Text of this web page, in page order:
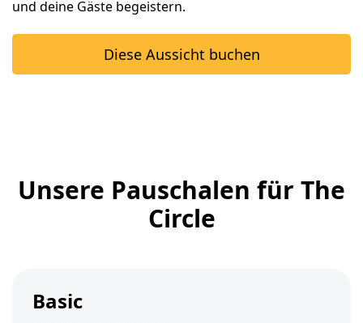
und deine Gäste begeistern.
Diese Aussicht buchen
Unsere Pauschalen für The
Circle
Basic